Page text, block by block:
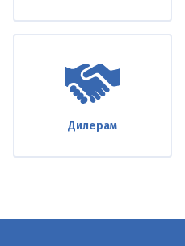
Дилерам